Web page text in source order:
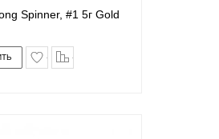
Spinner, #1 5г Gold
в закладки